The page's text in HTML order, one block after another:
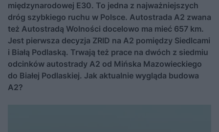
międzynarodowej E30. To jedna z najważniejszych
dróg szybkiego ruchu w Polsce. Autostrada A2 zwana
też Autostradą Wolności docelowo ma mieć 657 km.
Jest pierwsza decyzja ZRID na A2 pomiędzy Siedlcami
i Białą Podlaską. Trwają też prace na dwóch z siedmiu
odcinków autostrady A2 od Mińska Mazowieckiego
do Białej Podlaskiej. Jak aktualnie wygląda budowa
A2?